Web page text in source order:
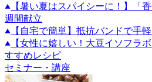
【暑い夏はスパイシーに！】「
週間献立
【自宅で簡単】抵抗バンドで手
【女性に嬉しい！大豆イソフラ
すすめレシピ
セミナー・講座